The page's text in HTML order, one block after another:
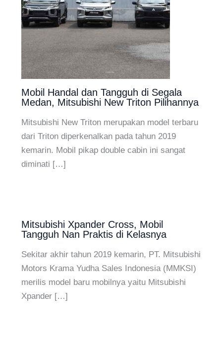
Mobil Handal dan Tangguh di Segala
Medan, Mitsubishi New Triton Pilihannya
Mitsubishi New Triton merupakan model terbaru
dari Triton diperkenalkan pada tahun 2019
kemarin. Mobil pikap double cabin ini sangat
diminati […]
Mitsubishi Xpander Cross, Mobil
Tangguh Nan Praktis di Kelasnya
Sekitar akhir tahun 2019 kemarin, PT. Mitsubishi
Motors Krama Yudha Sales Indonesia (MMKSI)
merilis model baru mobilnya yaitu Mitsubishi
Xpander […]